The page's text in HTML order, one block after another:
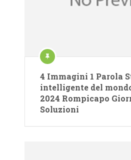
4 Immagini 1 Parola
intelligente del
2024 Rompicapo
Soluzioni